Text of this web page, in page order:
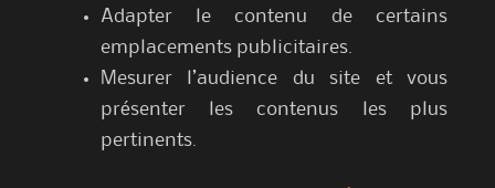
Adapter le contenu de certains
emplacements publicitaires.
Mesurer l’audience du site et vous
présenter les contenus les plus
pertinents.